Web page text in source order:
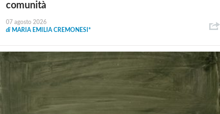
comunità
07 agosto 2026
di MARIA EMILIA CREMONESI*